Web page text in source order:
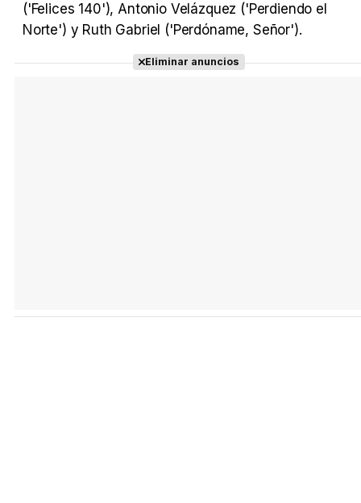
('Felices 140'), Antonio Velázquez ('Perdiendo el
Norte') y Ruth Gabriel ('Perdóname, Señor').
Eliminar anuncios